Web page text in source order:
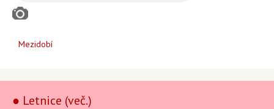
Mezidobí
● Letnice (več.)